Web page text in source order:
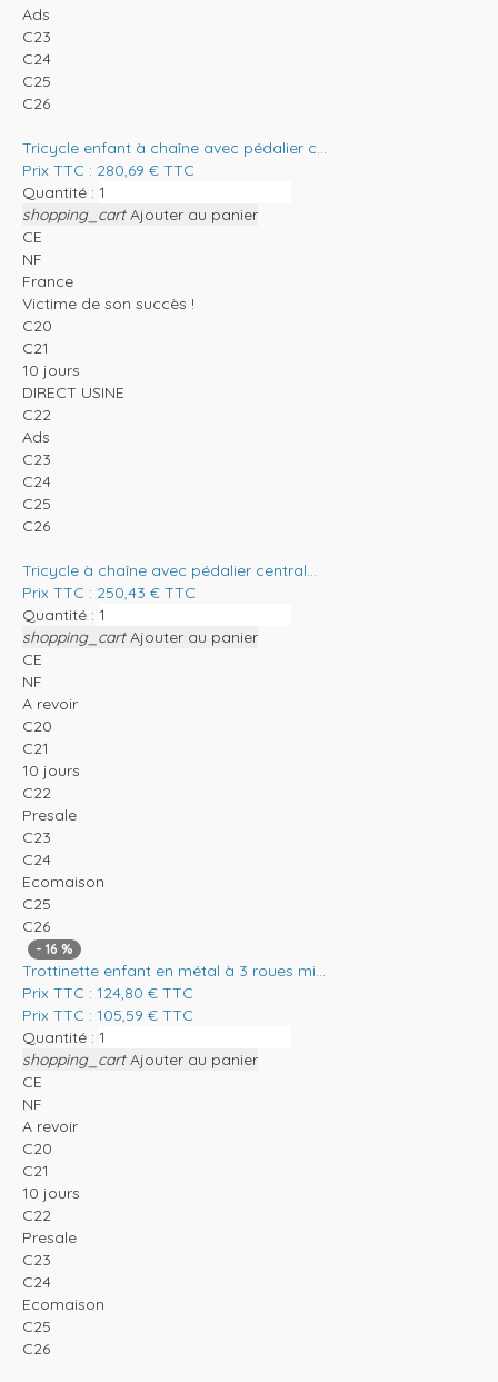
Ads
C23
C24
C25
C26
Tricycle enfant à chaîne avec pédalier c...
Prix TTC : 280,69 € TTC
Quantité :
shopping_cart Ajouter au panier
CE
NF
France
Victime de son succès !
C20
C21
10 jours
DIRECT USINE
C22
Ads
C23
C24
C25
C26
Tricycle à chaîne avec pédalier central...
Prix TTC : 250,43 € TTC
Quantité :
shopping_cart Ajouter au panier
CE
NF
A revoir
C20
C21
10 jours
C22
Presale
C23
C24
Ecomaison
C25
C26
- 16 %
Trottinette enfant en métal à 3 roues mi...
Prix TTC : 124,80 € TTC
Prix TTC : 105,59 € TTC
Quantité :
shopping_cart Ajouter au panier
CE
NF
A revoir
C20
C21
10 jours
C22
Presale
C23
C24
Ecomaison
C25
C26